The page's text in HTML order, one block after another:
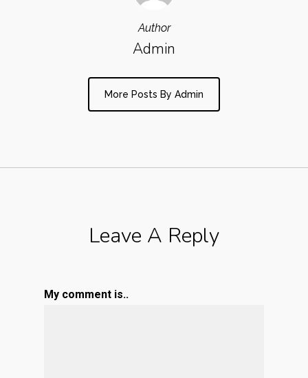
Author
Admin
More Posts By Admin
Leave A Reply
My comment is..